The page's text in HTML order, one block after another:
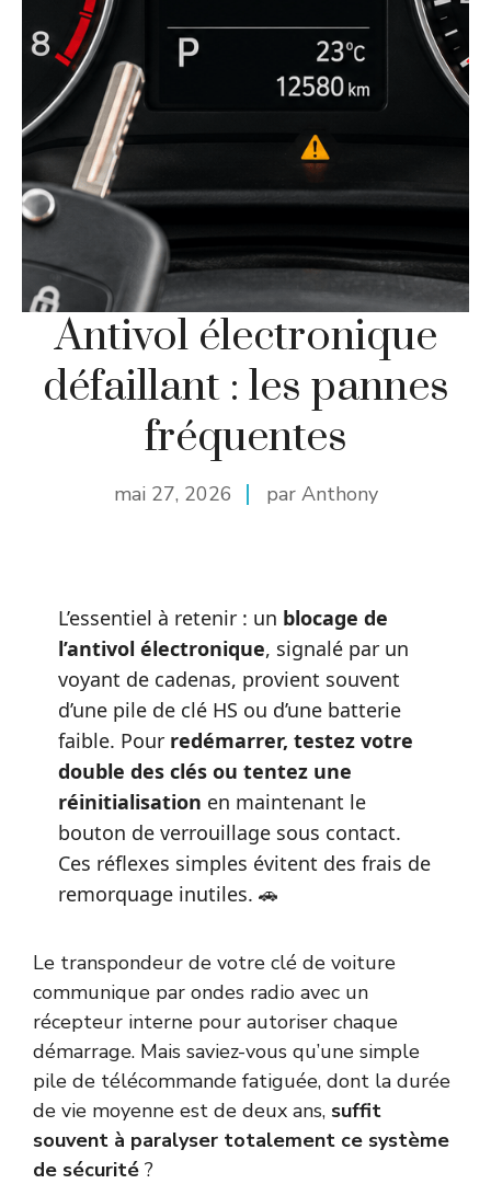
Antivol électronique
défaillant : les pannes
fréquentes
mai 27, 2026 par Anthony
L’essentiel à retenir : un blocage de
l’antivol électronique, signalé par un
voyant de cadenas, provient souvent
d’une pile de clé HS ou d’une batterie
faible. Pour redémarrer, testez votre
double des clés ou tentez une
réinitialisation en maintenant le
bouton de verrouillage sous contact.
Ces réflexes simples évitent des frais de
remorquage inutiles. 🚗
Le transpondeur de votre clé de voiture
communique par ondes radio avec un
récepteur interne pour autoriser chaque
démarrage. Mais saviez-vous qu’une simple
pile de télécommande fatiguée, dont la durée
de vie moyenne est de deux ans, suffit
souvent à paralyser totalement ce système
de sécurité ?